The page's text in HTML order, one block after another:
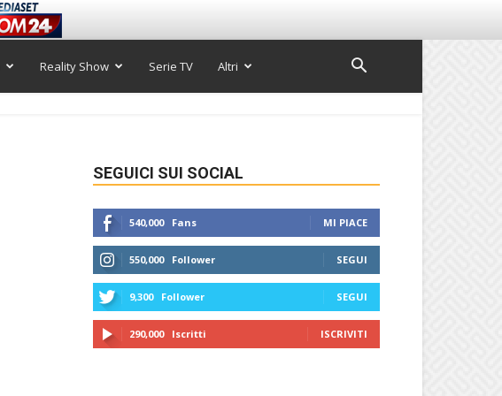
Reality Show Serie TV Altri
SEGUICI SUI SOCIAL
540,000 Fans MI PIACE
550,000 Follower SEGUI
9,300 Follower SEGUI
290,000 Iscritti ISCRIVITI